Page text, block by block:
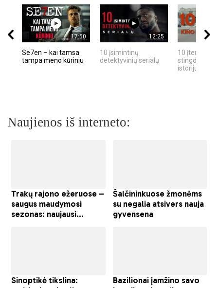
17:50
Se7en – kai tamsa
tampa meno kūriniu
12:25
10 įsimintinų
detektyvinių serialų
10 įtemptų,
stingdančių
istorijų
Naujienos iš interneto: